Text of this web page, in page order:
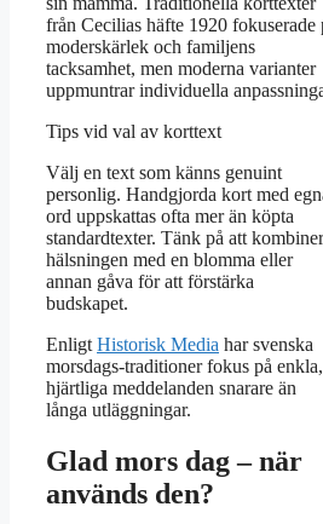
från Cecilias häfte 1920 fokuserade
moderskärlek och familjens
tacksamhet, men moderna varianter
uppmuntrar individuella
Tips vid val av korttext
Välj en text som känns genuint
personlig. Handgjorda kort med
ord uppskattas ofta mer än köpta
standardtexter. Tänk på att
hälsningen med en blomma eller
annan gåva för att förstärka
budskapet.
Enligt Historisk Media har svenska
morsdags-traditioner fokus på enkla,
hjärtliga meddelanden snarare än
långa utläggningar.
Glad mors dag – när
används den?